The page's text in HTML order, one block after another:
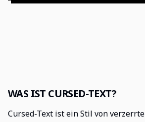
WAS IST CURSED-TEXT?
Cursed-Text ist ein Stil von